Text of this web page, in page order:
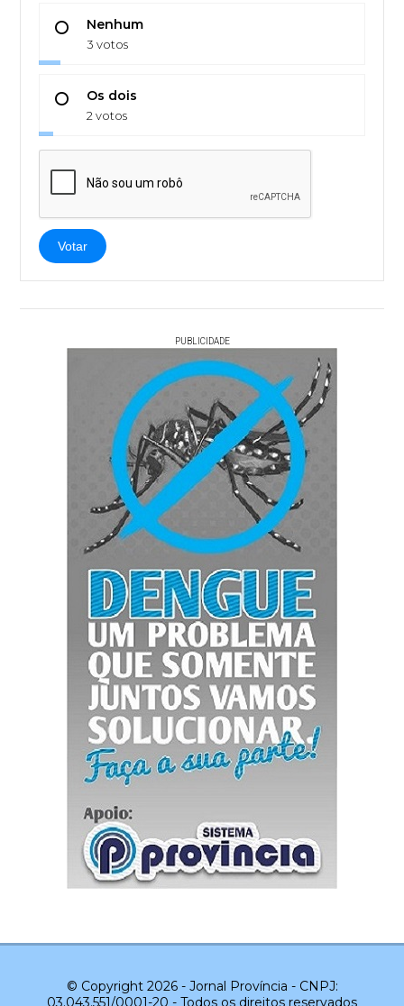
Nenhum
3 votos
Os dois
2 votos
Votar
PUBLICIDADE
© Copyright 2026 - Jornal Província - CNPJ:
03.043.551/0001-20 - Todos os direitos reservados